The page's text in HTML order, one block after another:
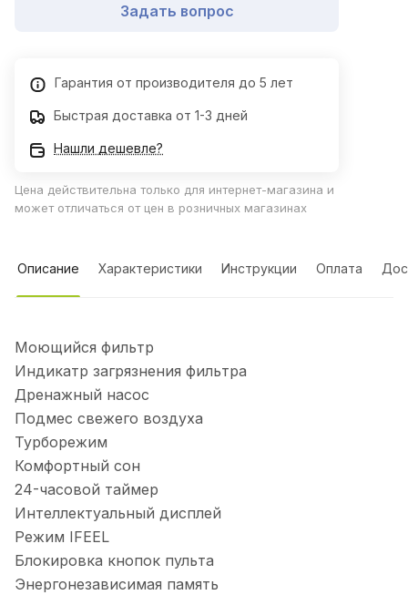
Задать вопрос
Гарантия от производителя до 5 лет
Быстрая доставка от 1-3 дней
Нашли дешевле?
Цена действительна только для интернет-магазина и
может отличаться от цен в розничных магазинах
Описание Характеристики Инструкции Оплата
Моющийся фильтр
Индикатр загрязнения фильтра
Дренажный насос
Подмес свежего воздуха
Турборежим
Комфортный сон
24-часовой таймер
Интеллектуальный дисплей
Режим IFEEL
Блокировка кнопок пульта
Энергонезависимая память